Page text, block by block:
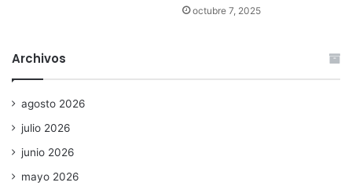
octubre 7, 2025
Archivos
agosto 2026
julio 2026
junio 2026
mayo 2026